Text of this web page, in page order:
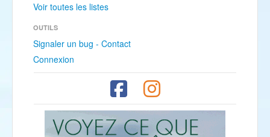
Voir toutes les listes
OUTILS
Signaler un bug - Contact
Connexion